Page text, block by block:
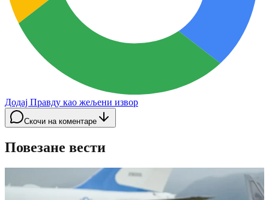
Додај Правду као жељени извор
Скочи на коментаре
Повезане вести